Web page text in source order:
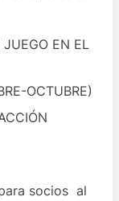
EN EL
OCTUBRE)
socios al